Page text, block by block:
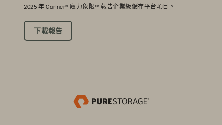
2025 年 Gartner® 魔力象限™ 報告企業級儲存平台項目。
下載報告